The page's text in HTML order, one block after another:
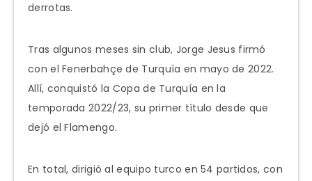
derrotas.
Tras algunos meses sin club, Jorge Jesus firmó
con el Fenerbahçe de Turquía en mayo de 2022.
Allí, conquistó la Copa de Turquía en la
temporada 2022/23, su primer título desde que
dejó el Flamengo.
En total, dirigió al equipo turco en 54 partidos, con